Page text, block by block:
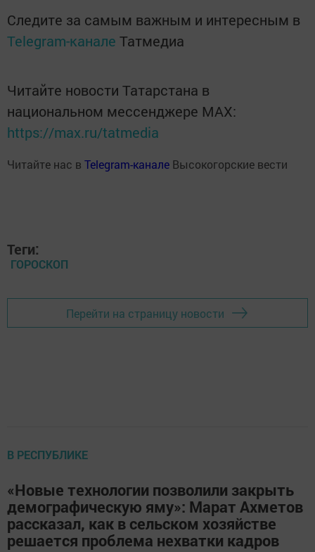
Следите за самым важным и интересным в
Telegram-канале Татмедиа
Читайте новости Татарстана в
национальном мессенджере MАХ:
https://max.ru/tatmedia
Читайте нас в Telegram-канале Высокогорские вести
Теги:
ГОРОСКОП
Перейти на страницу новости
В РЕСПУБЛИКЕ
«Новые технологии позволили закрыть
демографическую яму»: Марат Ахметов
рассказал, как в сельском хозяйстве
решается проблема нехватки кадров